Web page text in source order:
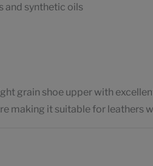
and synthetic oils
grain shoe upper with
making it suitable for leathers